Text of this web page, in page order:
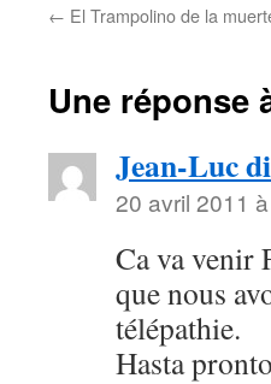
← El Trampolino de la
Une réponse
Jean-Luc
20 avril 2011
Ca va venir
que nous
télépathie.
Hasta pronto